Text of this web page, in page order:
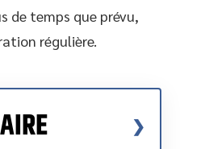
de temps que prévu,
régulière.